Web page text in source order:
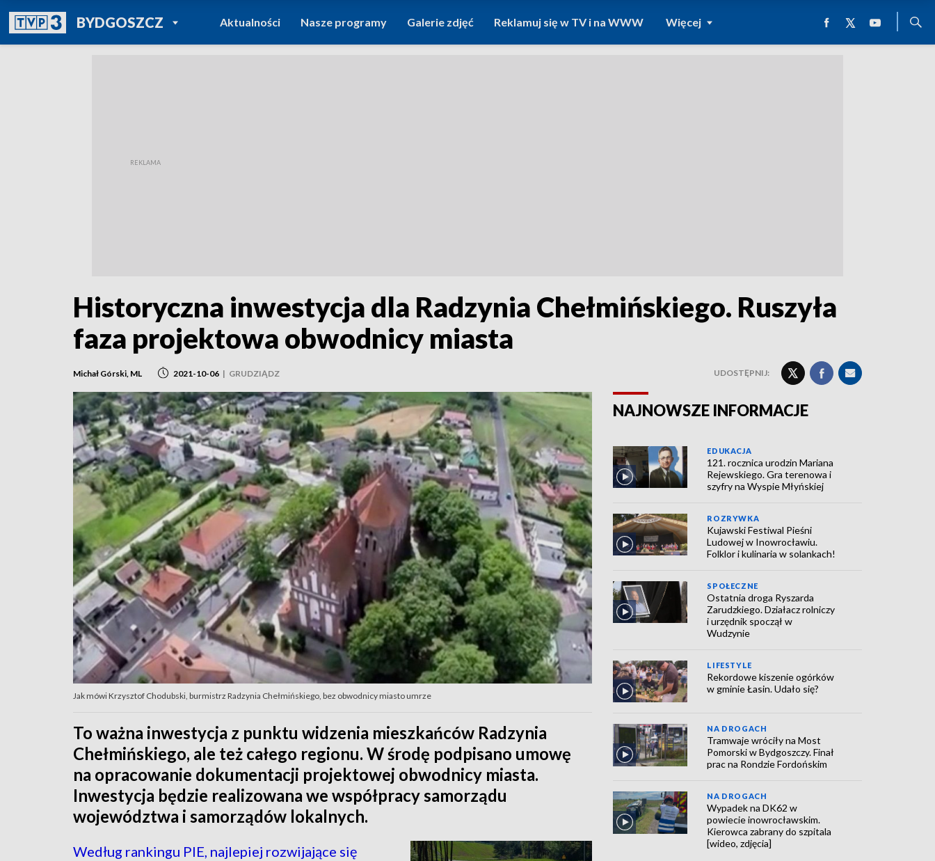
BYDGOSZCZPOWRÓT DO
TVP REGIONY
Aktualności Nasze programy Galerie zdjęć Reklamuj się w TV i na WWW Więcej
Historyczna inwestycja dla Radzynia Chełmińskiego. Ruszyła
faza projektowa obwodnicy miasta
Michał Górski, ML 2021-10-06 | GRUDZIĄDZ UDOSTĘPNIJ:
Jak mówi Krzysztof Chodubski, burmistrz Radzynia Chełmińskiego, bez obwodnicy miasto umrze
To ważna inwestycja z punktu widzenia mieszkańców Radzynia
Chełmińskiego, ale też całego regionu. W środę podpisano umowę
na opracowanie dokumentacji projektowej obwodnicy miasta.
Inwestycja będzie realizowana we współpracy samorządu
województwa i samorządów lokalnych.
Według rankingu PIE, najlepiej rozwijające się
NAJNOWSZE INFORMACJE
EDUKACJA
121. rocznica urodzin Mariana
Rejewskiego. Gra terenowa i
szyfry na Wyspie Młyńskiej
ROZRYWKA
Kujawski Festiwal Pieśni
Ludowej w Inowrocławiu.
Folklor i kulinaria w solankach!
SPOŁECZNE
Ostatnia droga Ryszarda
Zarudzkiego. Działacz rolniczy
i urzędnik spoczął w
Wudzynie
LIFESTYLE
Rekordowe kiszenie ogórków
w gminie Łasin. Udało się?
NA DROGACH
Tramwaje wróciły na Most
Pomorski w Bydgoszczy. Finał
prac na Rondzie Fordońskim
NA DROGACH
Wypadek na DK62 w
powiecie inowrocławskim.
Kierowca zabrany do szpitala
[wideo, zdjęcia]